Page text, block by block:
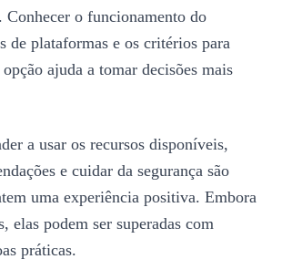
o funcionamento do
de plataformas e os critérios para
ajuda a tomar decisões mais
a usar os recursos disponíveis,
e cuidar da segurança são
uma experiência positiva. Embora
elas podem ser superadas com
práticas.